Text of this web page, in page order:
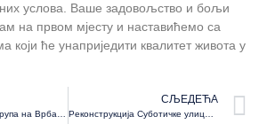
услова. Ваше задовољство и бољи
на првом мјесту и наставићемо са
који ће унаприједити квалитет живота у
СЉЕДЕЋА